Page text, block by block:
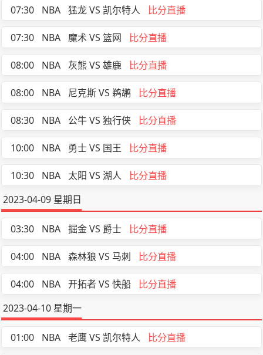
07:30 NBA 猛龙 VS 凯尔特人 比分直播
07:30 NBA 魔术 VS 篮网 比分直播
08:00 NBA 灰熊 VS 雄鹿 比分直播
08:00 NBA 尼克斯 VS 鹈鹕 比分直播
08:30 NBA 公牛 VS 独行侠 比分直播
10:00 NBA 勇士 VS 国王 比分直播
10:30 NBA 太阳 VS 湖人
比分直播
2023-04-09 星期日
03:30 NBA 掘金 VS 爵士 比分直播
04:00 NBA 森林狼 VS 马刺 比分直播
04:00 NBA 开拓者 VS 快船
比分直播
2023-04-10 星期一
01:00 NBA 老鹰 VS 凯尔特人 比分直播